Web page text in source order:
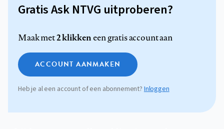
Gratis Ask NTVG uitproberen?
Maak met2 klikkeneen gratis account aan
ACCOUNT AANMAKEN
Heb je al een account of een abonnement?Inloggen